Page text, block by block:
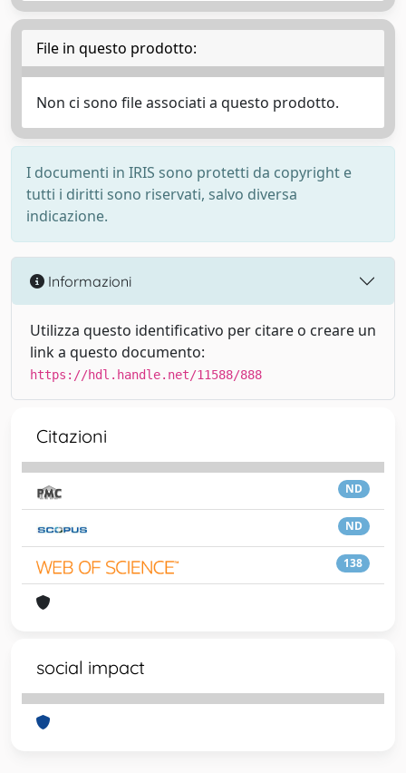
File in questo prodotto:
Non ci sono file associati a questo prodotto.
I documenti in IRIS sono protetti da copyright e
tutti i diritti sono riservati, salvo diversa
indicazione.
Informazioni
Utilizza questo identificativo per citare o creare un
link a questo documento:
https://hdl.handle.net/11588/888
Citazioni
ND
ND
138
social impact